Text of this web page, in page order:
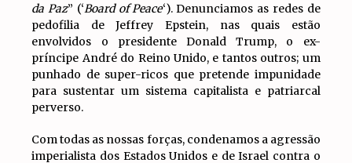
da Paz” (‘Board of Peace‘). Denunciamos as redes de
pedofilia de Jeffrey Epstein, nas quais estão
envolvidos o presidente Donald Trump, o ex-
príncipe André do Reino Unido, e tantos outros; um
punhado de super-ricos que pretende impunidade
para sustentar um sistema capitalista e patriarcal
perverso.
Com todas as nossas forças, condenamos a agressão
imperialista dos Estados Unidos e de Israel contra o